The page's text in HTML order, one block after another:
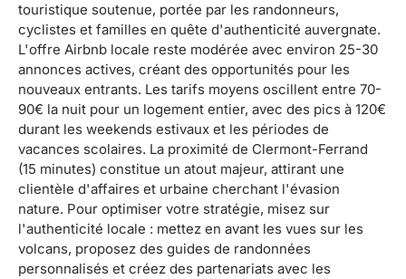
touristique soutenue, portée par les randonneurs,
cyclistes et familles en quête d'authenticité auvergnate.
L'offre Airbnb locale reste modérée avec environ 25-30
annonces actives, créant des opportunités pour les
nouveaux entrants. Les tarifs moyens oscillent entre 70-
90€ la nuit pour un logement entier, avec des pics à 120€
durant les weekends estivaux et les périodes de
vacances scolaires. La proximité de Clermont-Ferrand
(15 minutes) constitue un atout majeur, attirant une
clientèle d'affaires et urbaine cherchant l'évasion
nature. Pour optimiser votre stratégie, misez sur
l'authenticité locale : mettez en avant les vues sur les
volcans, proposez des guides de randonnées
personnalisés et créez des partenariats avec les